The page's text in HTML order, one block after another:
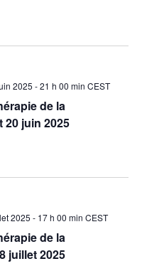
de la
20 juin 2025
2025 - 21 h 00 min CEST
de la
juillet 2025
2025 - 17 h 00 min CEST